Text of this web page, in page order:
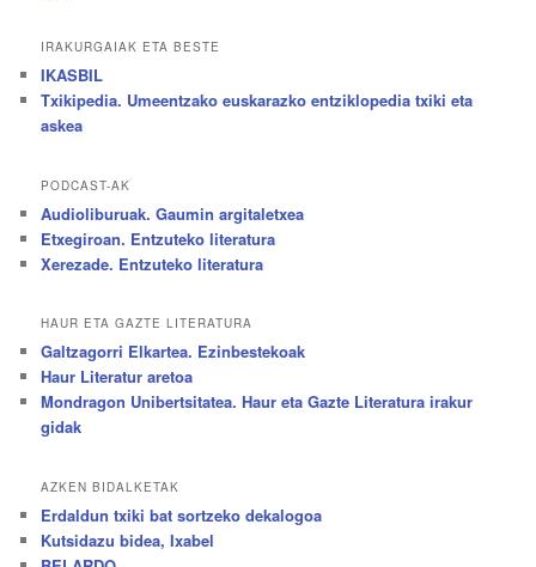
IRAKURGAIAK ETA BESTE
IKASBIL
Txikipedia. Umeentzako euskarazko entziklopedia txiki eta
askea
PODCAST-AK
Audioliburuak. Gaumin argitaletxea
Etxegiroan. Entzuteko literatura
Xerezade. Entzuteko literatura
HAUR ETA GAZTE LITERATURA
Galtzagorri Elkartea. Ezinbestekoak
Haur Literatur aretoa
Mondragon Unibertsitatea. Haur eta Gazte Literatura irakur
gidak
AZKEN BIDALKETAK
Erdaldun txiki bat sortzeko dekalogoa
Kutsidazu bidea, Ixabel